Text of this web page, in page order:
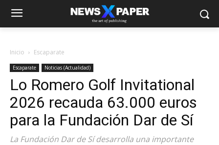
Inicio Escaparate
Escaparate Noticias (Actualidad)
Lo Romero Golf Invitational
2026 recauda 63.000 euros
para la Fundación Dar de Sí
La Fundación Dar de Sí desarrolla una importante